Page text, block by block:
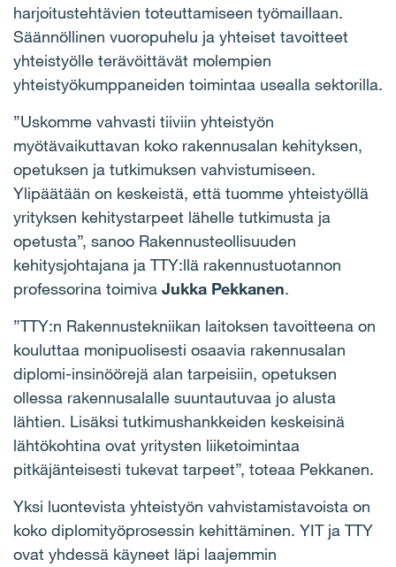
harjoitustehtävien toteuttamiseen työmaillaan.
Säännöllinen vuoropuhelu ja yhteiset tavoitteet
yhteistyölle terävöittävät molempien
yhteistyökumppaneiden toimintaa usealla sektorilla.
”Uskomme vahvasti tiiviin yhteistyön
myötävaikuttavan koko rakennusalan kehityksen,
opetuksen ja tutkimuksen vahvistumiseen.
Ylipäätään on keskeistä, että tuomme yhteistyöllä
yrityksen kehitystarpeet lähelle tutkimusta ja
opetusta”, sanoo Rakennusteollisuuden
kehitysjohtajana ja TTY:llä rakennustuotannon
professorina toimiva Jukka Pekkanen.
”TTY:n Rakennustekniikan laitoksen tavoitteena on
kouluttaa monipuolisesti osaavia rakennusalan
diplomi-insinöörejä alan tarpeisiin, opetuksen
ollessa rakennusalalle suuntautuvaa jo alusta
lähtien. Lisäksi tutkimushankkeiden keskeisinä
lähtökohtina ovat yritysten liiketoimintaa
pitkäjänteisesti tukevat tarpeet”, toteaa Pekkanen.
Yksi luontevista yhteistyön vahvistamistavoista on
koko diplomityöprosessin kehittäminen. YIT ja TTY
ovat yhdessä käyneet läpi laajemmin